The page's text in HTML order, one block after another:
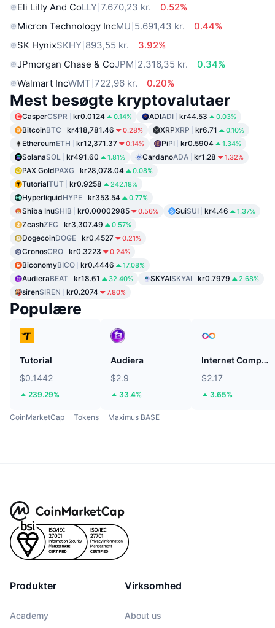
Eli Lilly And CoLLY 7.670,23 kr.
0.52%
Micron Technology IncMU 5.691,43 kr.
0.44%
SK HynixSKHY 893,55 kr.
3.92%
JPmorgan Chase & CoJPM 2.316,35 kr.
0.34%
Walmart IncWMT 722,96 kr. 0.20%
Mest besøgte kryptovalutaer
CasperCSPR kr0.0124 0.14% ADIADI kr44.53 0.03%
BitcoinBTC kr418,781.46 0.28% XRPXRP kr6.71 0.10%
EthereumETH kr12,371.37 0.14% PiPI kr0.5904 1.34%
SolanaSOL kr491.60 1.81% CardanoADA kr1.28 1.32%
PAX GoldPAXG kr28,078.04 0.08%
TutorialTUT kr0.9258 242.18%
HyperliquidHYPE kr353.54 0.77%
Shiba InuSHIB kr0.00002985 0.56% SuiSUI kr4.46 1.37%
ZcashZEC kr3,307.49 0.57%
DogecoinDOGE kr0.4527 0.21%
CronosCRO kr0.3223 0.24%
BiconomyBICO kr0.4446 17.08%
AudieraBEAT kr18.61 32.40% SKYAISKYAI kr0.7979 2.68%
sirenSIREN kr0.2074 7.80%
Populære
Tutorial
$0.1442
239.29%
Audiera
$2.9
33.4%
Internet Computer
$2.17
3.65%
CoinMarketCap Tokens Maximus BASE
Produkter
Academy
Virksomhed
About us